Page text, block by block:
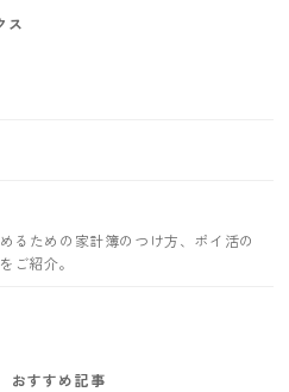
ス
るための家計簿のつけ方、ポイ活の
ご紹介。
おすすめ記事